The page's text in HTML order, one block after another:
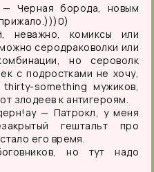
— Черная борода, новым
неважно, комиксы или
серодраковолки или
но сероволк
с подростками не хочу,
something мужиков,
злодеев к антигероям.
— Патрокл, у меня
гештальт про
его время.
но тут надо